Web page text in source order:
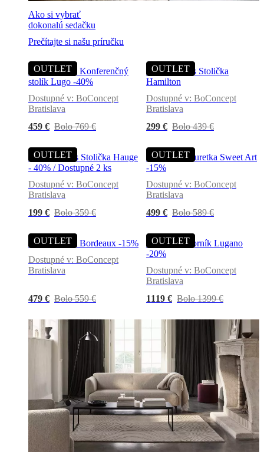
Ako si vybrať
dokonalú sedačku
Prečítajte si našu príručku
OUTLET
Coffee tables Konferenčný
stolík Lugo -40%
Dostupné v: BoConcept
Bratislava
459 € Bolo 769 €
OUTLET
Dining chairs Stolička
Hamilton
Dostupné v: BoConcept
Bratislava
299 € Bolo 439 €
OUTLET
Dining chairs Stolička Hauge
- 40% / Dostupné 2 ks
Dostupné v: BoConcept
Bratislava
199 € Bolo 359 €
OUTLET
Footstool taburetka Sweet Art
-15%
Dostupné v: BoConcept
Bratislava
499 € Bolo 589 €
OUTLET
Storage regál Bordeaux -15%
Dostupné v: BoConcept
Bratislava
479 € Bolo 559 €
OUTLET
Storage Príborník Lugano
-20%
Dostupné v: BoConcept
Bratislava
1119 € Bolo 1399 €